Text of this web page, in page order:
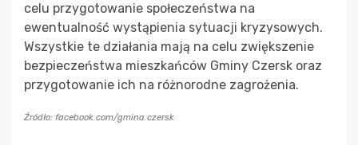
celu przygotowanie społeczeństwa na
ewentualność wystąpienia sytuacji kryzysowych.
Wszystkie te działania mają na celu zwiększenie
bezpieczeństwa mieszkańców Gminy Czersk oraz
przygotowanie ich na różnorodne zagrożenia.
Źródło: facebook.com/gmina.czersk